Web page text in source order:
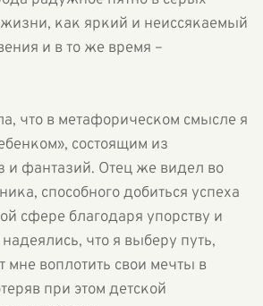
как яркий и неиссякаемый
и в то же время –
что в метафорическом смысле я
состоящим из
и фантазий. Отец же видел во
способного добиться успеха
сфере благодаря упорству и
что я выберу путь,
мне воплотить свои мечты в
при этом детской